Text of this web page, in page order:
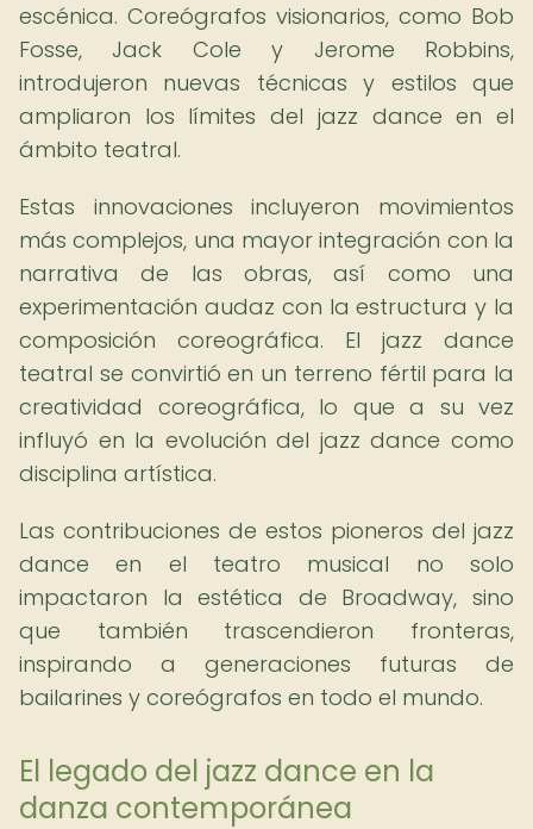
escénica. Coreógrafos visionarios, como Bob
Fosse, Jack Cole y Jerome Robbins,
introdujeron nuevas técnicas y estilos que
ampliaron los límites del jazz dance en el
ámbito teatral.
Estas innovaciones incluyeron movimientos
más complejos, una mayor integración con la
narrativa de las obras, así como una
experimentación audaz con la estructura y la
composición coreográfica. El jazz dance
teatral se convirtió en un terreno fértil para la
creatividad coreográfica, lo que a su vez
influyó en la evolución del jazz dance como
disciplina artística.
Las contribuciones de estos pioneros del jazz
dance en el teatro musical no solo
impactaron la estética de Broadway, sino
que también trascendieron fronteras,
inspirando a generaciones futuras de
bailarines y coreógrafos en todo el mundo.
El legado del jazz dance en la
danza contemporánea